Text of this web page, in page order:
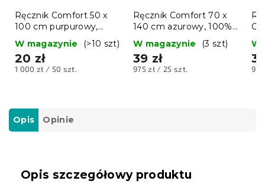
Ręcznik Comfort 50 x
100 cm purpurowy,
100% bawełna
W magazynie (>10 szt)
20 zł
Cena
1 000 zł / 50 szt.
Ręcznik Comfort 70 x
140 cm azurowy, 100%
W magazynie (3 szt)
39 zł
Cena
975 zł / 25 szt.
W
Opis Opinie
Opis szczegółowy produktu